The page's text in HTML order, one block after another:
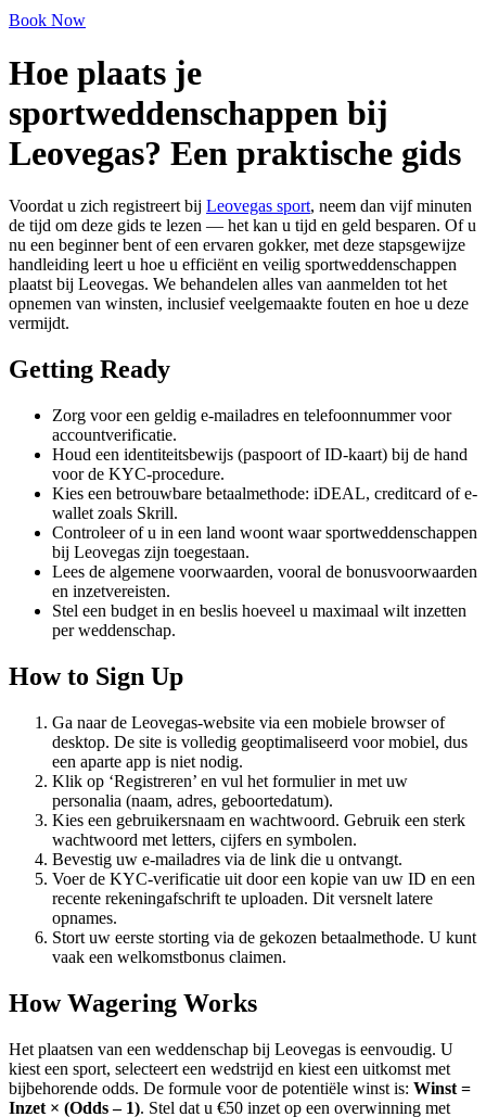
Book Now
Hoe plaats je
sportweddenschappen bij
Leovegas? Een praktische gids
Voordat u zich registreert bij Leovegas sport, neem dan vijf minuten
de tijd om deze gids te lezen — het kan u tijd en geld besparen. Of u
nu een beginner bent of een ervaren gokker, met deze stapsgewijze
handleiding leert u hoe u efficiënt en veilig sportweddenschappen
plaatst bij Leovegas. We behandelen alles van aanmelden tot het
opnemen van winsten, inclusief veelgemaakte fouten en hoe u deze
vermijdt.
Getting Ready
Zorg voor een geldig e-mailadres en telefoonnummer voor
accountverificatie.
Houd een identiteitsbewijs (paspoort of ID-kaart) bij de hand
voor de KYC-procedure.
Kies een betrouwbare betaalmethode: iDEAL, creditcard of e-
wallet zoals Skrill.
Controleer of u in een land woont waar sportweddenschappen
bij Leovegas zijn toegestaan.
Lees de algemene voorwaarden, vooral de bonusvoorwaarden
en inzetvereisten.
Stel een budget in en beslis hoeveel u maximaal wilt inzetten
per weddenschap.
How to Sign Up
Ga naar de Leovegas-website via een mobiele browser of
desktop. De site is volledig geoptimaliseerd voor mobiel, dus
een aparte app is niet nodig.
Klik op ‘Registreren’ en vul het formulier in met uw
personalia (naam, adres, geboortedatum).
Kies een gebruikersnaam en wachtwoord. Gebruik een sterk
wachtwoord met letters, cijfers en symbolen.
Bevestig uw e-mailadres via de link die u ontvangt.
Voer de KYC-verificatie uit door een kopie van uw ID en een
recente rekeningafschrift te uploaden. Dit versnelt latere
opnames.
Stort uw eerste storting via de gekozen betaalmethode. U kunt
vaak een welkomstbonus claimen.
How Wagering Works
Het plaatsen van een weddenschap bij Leovegas is eenvoudig. U
kiest een sport, selecteert een wedstrijd en kiest een uitkomst met
bijbehorende odds. De formule voor de potentiële winst is: Winst =
Inzet × (Odds – 1). Stel dat u €50 inzet op een overwinning met